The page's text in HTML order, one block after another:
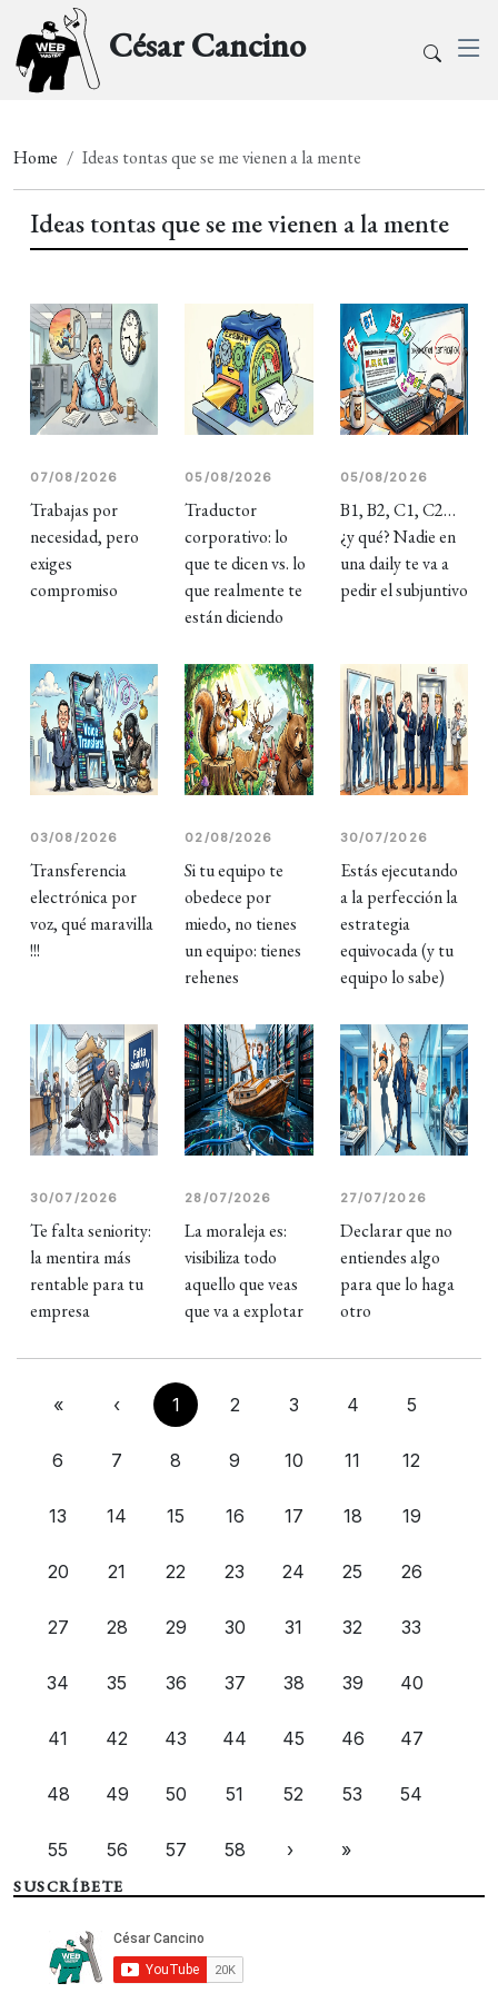
César Cancino
Home Ideas tontas que se me vienen a la mente
Ideas tontas que se me vienen a la mente
07/08/2026
Trabajas por
necesidad, pero
exiges
compromiso
05/08/2026
Traductor
corporativo: lo
que te dicen vs. lo
que realmente te
están diciendo
05/08/2026
B1, B2, C1, C2…
¿y qué? Nadie en
una daily te va a
pedir el subjuntivo
03/08/2026
Transferencia
electrónica por
voz, qué maravilla
!!!
02/08/2026
Si tu equipo te
obedece por
miedo, no tienes
un equipo: tienes
rehenes
30/07/2026
Estás ejecutando
a la perfección la
estrategia
equivocada (y tu
equipo lo sabe)
30/07/2026
Te falta seniority:
la mentira más
rentable para tu
empresa
28/07/2026
La moraleja es:
visibiliza todo
aquello que veas
que va a explotar
27/07/2026
Declarar que no
entiendes algo
para que lo haga
otro
« ‹ 1 2 3 4 5
6 7 8 9 10 11 12
13 14 15 16 17 18 19
20 21 22 23 24 25 26
27 28 29 30 31 32 33
34 35 36 37 38 39 40
41 42 43 44 45 46 47
48 49 50 51 52 53 54
55 56 57 58 › »
SUSCRÍBETE